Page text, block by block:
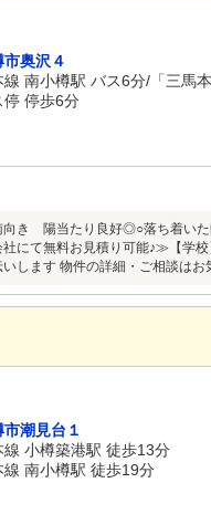
奥沢４
線 南小樽駅 バス6分/「三馬本
停 停歩6分
き 陽当たり良好◎○落ち着いた
にて無料お見積り可能♪≫【学
します 物件の詳細・ご相談は
潮見台１
線 小樽築港駅 徒歩13分
線 南小樽駅 徒歩19分